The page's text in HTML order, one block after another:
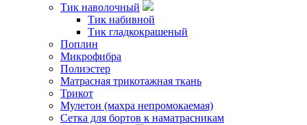
Тик наволочный
Тик набивной
Тик гладкокрашеный
Поплин
Микрофибра
Полиэстер
Матрасная трикотажная ткань
Трикот
Мулетон (махра непромокаемая)
Сетка для бортов к наматрасникам